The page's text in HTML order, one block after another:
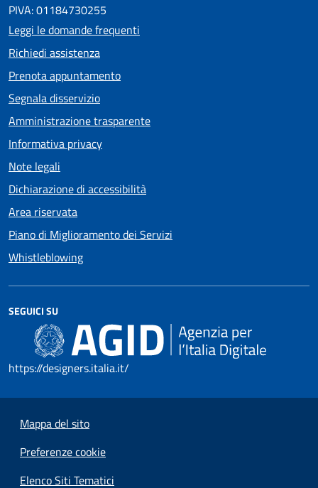
PIVA: 01184730255
Leggi le domande frequenti
Richiedi assistenza
Prenota appuntamento
Segnala disservizio
Amministrazione trasparente
Informativa privacy
Note legali
Dichiarazione di accessibilità
Area riservata
Piano di Miglioramento dei Servizi
Whistleblowing
SEGUICI SU
https://designers.italia.it/
Mappa del sito
Preferenze cookie
Elenco Siti Tematici